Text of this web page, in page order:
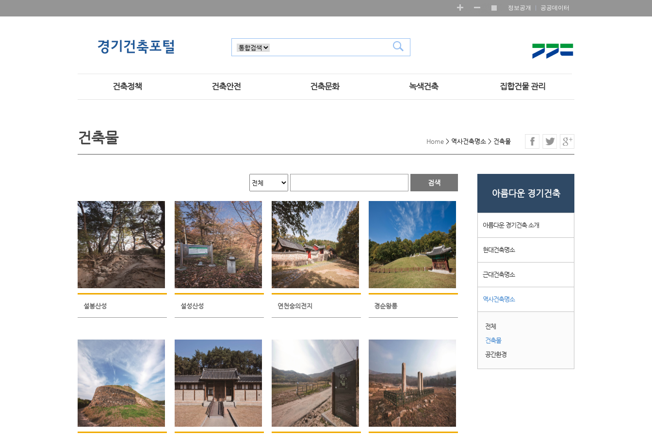
정보공개 공공데이터
건축정책 건축안전 건축문화 녹색건축 집합건물 관리
Home > 역사건축명소 > 건축물
건축물
아름다운 경기건축
아름다운 경기건축 소개
현대건축명소
근대건축명소
역사건축명소
전체
건축물
공간환경
설봉산성 설성산성 연천숭의전지 경순왕릉